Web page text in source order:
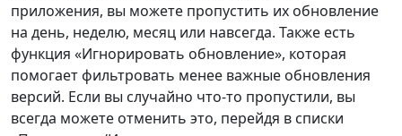
приложения, вы можете пропустить их обновление
на день, неделю, месяц или навсегда. Также есть
функция «Игнорировать обновление», которая
помогает фильтровать менее важные обновления
версий. Если вы случайно что-то пропустили, вы
всегда можете отменить это, перейдя в списки